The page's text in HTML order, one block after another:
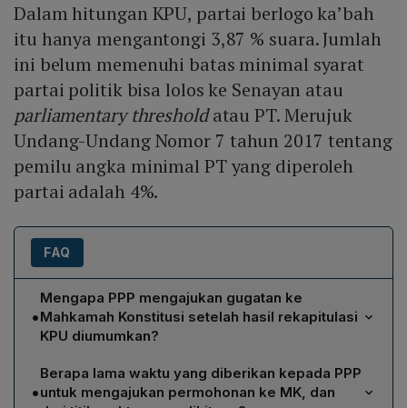
Dalam hitungan KPU, partai berlogo ka’bah
itu hanya mengantongi 3,87 % suara. Jumlah
ini belum memenuhi batas minimal syarat
partai politik bisa lolos ke Senayan atau
parliamentary thresholdatau PT. Merujuk
Undang-Undang Nomor 7 tahun 2017 tentang
pemilu angka minimal PT yang diperoleh
partai adalah 4%.
FAQ
•
Mengapa PPP mengajukan gugatan ke
Mahkamah Konstitusi setelah hasil rekapitulasi
KPU diumumkan?
PPP mengajukan gugatan karena hasil rekapitulasi KPU
menunjukkan partai hanya memperoleh 3,87 % suara,
di bawah ambang batas parliamentary threshold (PT)
•
Berapa lama waktu yang diberikan kepada PPP
untuk mengajukan permohonan ke MK, dan